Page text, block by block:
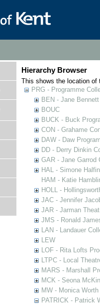
Hierarchy Browser
This shows the location of
PRG - Programme
BEN - Jane
BOUC
BUCK - Buck
CON - Grahame
DAW - Daw
DD - Derry Dinkin
GAR - Jane Garrod
HAL - Simone
HAM - Katie
HOLL -
JAC - Jennifer
JAR - Jarman
JMS - Ronald
LAN - Landauer
LEW
LOF - Rita Lofts
LTPC - Local
MARS - Marshall
MCK - Seona
MW - Monica
PATRICK - Patrick